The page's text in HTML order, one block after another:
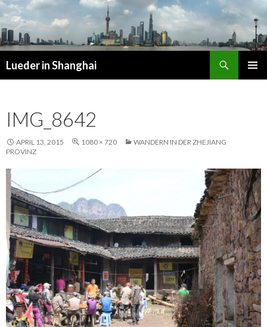
Lueder in Shanghai
IMG_8642
APRIL 13, 2015 1080 × 720
WANDERN IN DER ZHEJIANG
PROVINZ